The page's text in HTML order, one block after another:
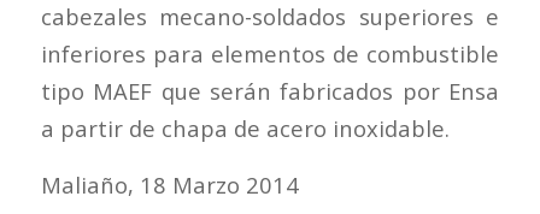
cabezales mecano-soldados superiores e
inferiores para elementos de combustible
tipo MAEF que serán fabricados por Ensa
a partir de chapa de acero inoxidable.
Maliaño, 18 Marzo 2014